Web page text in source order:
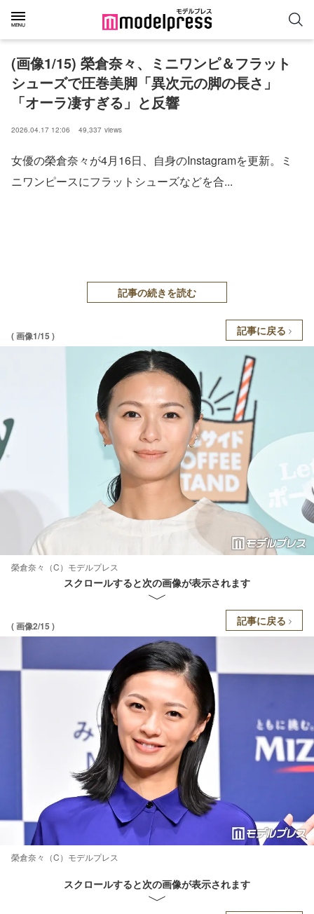
(画像1/15) 榮倉奈々、ミニワンピ＆フラット
シューズで圧巻美脚「異次元の脚の長さ」
「オーラ凄すぎる」と反響
2026.04.17 12:06 49,337 views
女優の榮倉奈々が4月16日、自身のInstagramを更新。ミ
ニワンピースにフラットシューズなどを合...
記事の続きを読む
( 画像1/15 ) 記事に戻る
榮倉奈々（C）モデルプレス
スクロールすると次の画像が表示されます
( 画像2/15 ) 記事に戻る
榮倉奈々（C）モデルプレス
スクロールすると次の画像が表示されます